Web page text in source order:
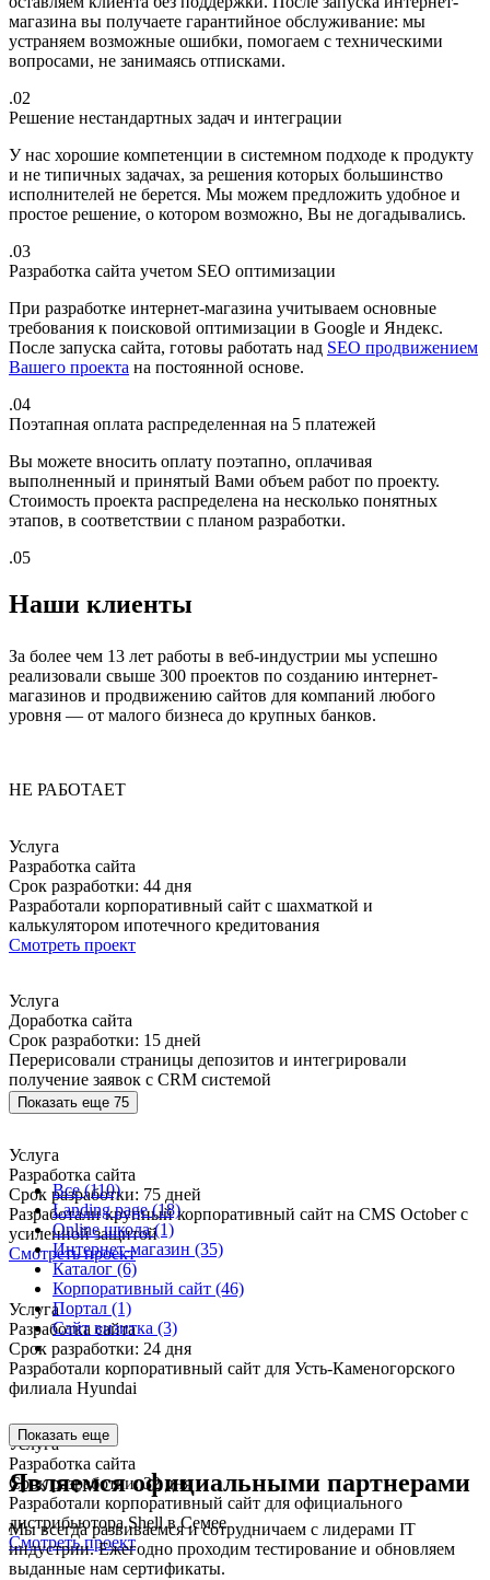
магазина вы получаете гарантийное обслуживание: мы
устраняем возможные ошибки, помогаем с техническими
вопросами, не занимаясь отписками.
.02
Решение нестандартных задач и интеграции
У нас хорошие компетенции в системном подходе к продукту
и не типичных задачах, за решения которых большинство
исполнителей не берется. Мы можем предложить удобное и
простое решение, о котором возможно, Вы не догадывались.
.03
Разработка сайта учетом SEO оптимизации
При разработке интернет-магазина учитываем основные
требования к поисковой оптимизации в Google и Яндекс.
После запуска сайта, готовы работать над SEO продвижением
Вашего проекта на постоянной основе.
.04
Поэтапная оплата распределенная на 5 платежей
Вы можете вносить оплату поэтапно, оплачивая
выполненный и принятый Вами объем работ по проекту.
Стоимость проекта распределена на несколько понятных
этапов, в соответствии с планом разработки.
.05
Наши клиенты
За более чем 13 лет работы в веб-индустрии мы успешно
реализовали свыше 300 проектов по созданию интернет-
магазинов и продвижению сайтов для компаний любого
уровня — от малого бизнеса до крупных банков.
НЕ РАБОТАЕТ
Услуга
Разработка сайта
Срок разработки: 44 дня
Разработали корпоративный сайт с шахматкой и
калькулятором ипотечного кредитования
Смотреть проект
Услуга
Доработка сайта
Срок разработки: 15 дней
Перерисовали страницы депозитов и интегрировали
получение заявок с CRM системой
Смотреть проект
Услуга
Разработка сайта
Срок разработки: 75 дней
Разработали крупный корпоративный сайт на CMS October с
усиленной защитой
Смотреть проект
Услуга
Разработка сайта
Срок разработки: 24 дня
Разработали корпоративный сайт для Усть-Каменогорского
филиала Hyundai
Услуга
Разработка сайта
Срок разработки: 32 дня
Разработали корпоративный сайт для официального
дистрибьютора Shell в Семее
Смотреть проект
Показать еще 75
Все (110)
Landing page (18)
Online школа (1)
Интернет-магазин (35)
Каталог (6)
Корпоративный сайт (46)
Портал (1)
Сайт визитка (3)
Показать еще
Являемся официальными партнерами
Мы всегда развиваемся и сотрудничаем с лидерами IT
индустрии. Ежегодно проходим тестирование и обновляем
выданные нам сертификаты.